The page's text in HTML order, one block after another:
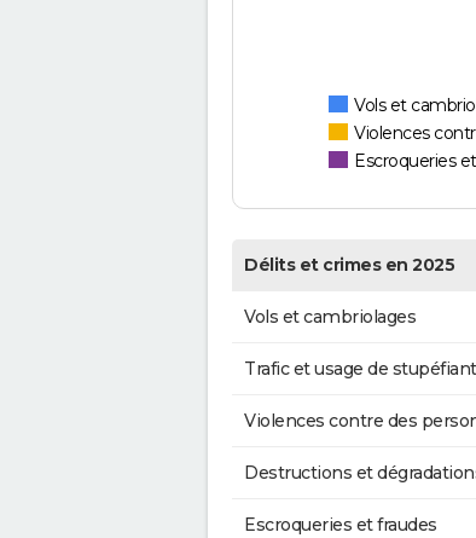
Vols et
Violences
Escroqueries
Délits et crimes en 2025
Vols et cambriolages
Trafic et usage de
Violences contre des
Destructions et
Escroqueries et fraudes